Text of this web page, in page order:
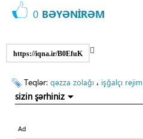
0 BƏYƏNİRƏM
https://iqna.ir/B0EfuK
Teqlər: qəzza zolağı ، işğalçı rejim
sizin şərhiniz
Ad